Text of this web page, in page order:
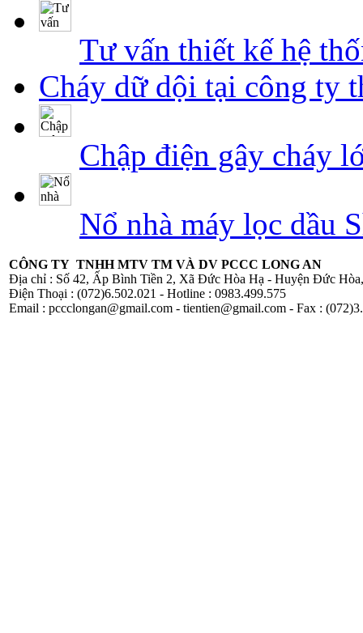
Tư vấn thiết kế hệ
Cháy dữ dội tại công ty
Chập điện gây cháy
Nổ nhà máy lọc dầu
CÔNG TY TNHH MTV TM VÀ DV PCCC LONG AN
Địa chỉ : Số 42, Ấp Bình Tiền 2, Xã Đức Hòa Hạ - Huyện Đức
Điện Thoại : (072)6.502.021 - Hotline : 0983.499.575
Email : pccclongan@gmail.com - tientien@gmail.com - Fax :